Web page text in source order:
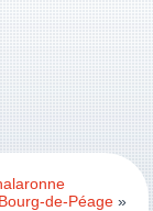
de-Péage»